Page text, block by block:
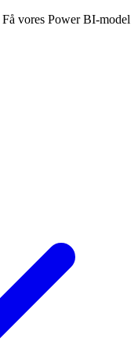
Få vores Power BI-model